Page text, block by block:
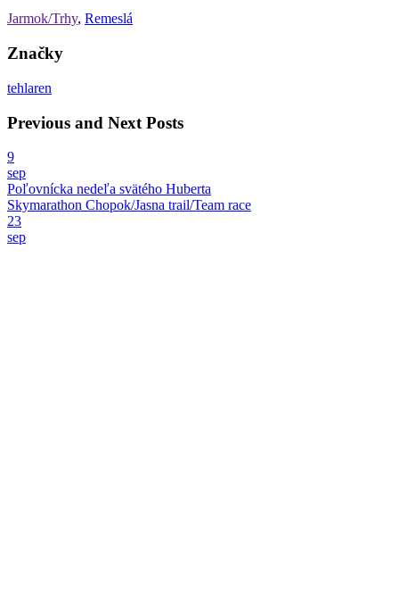
Jarmok/Trhy, Remeslá
Značky
tehlaren
Previous and Next Posts
9
sep
Poľovnícka nedeľa svätého Huberta
Skymarathon Chopok/Jasna trail/Team race
23
sep